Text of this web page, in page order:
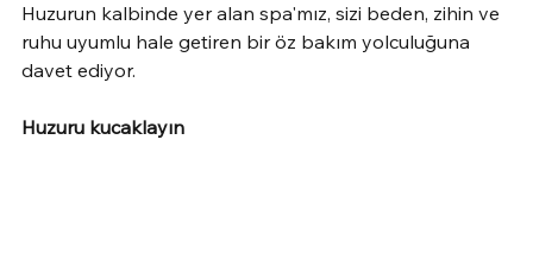
Huzurun kalbinde yer alan spa'mız, sizi beden, zihin ve
ruhu uyumlu hale getiren bir öz bakım yolculuğuna
davet ediyor.
Huzuru kucaklayın